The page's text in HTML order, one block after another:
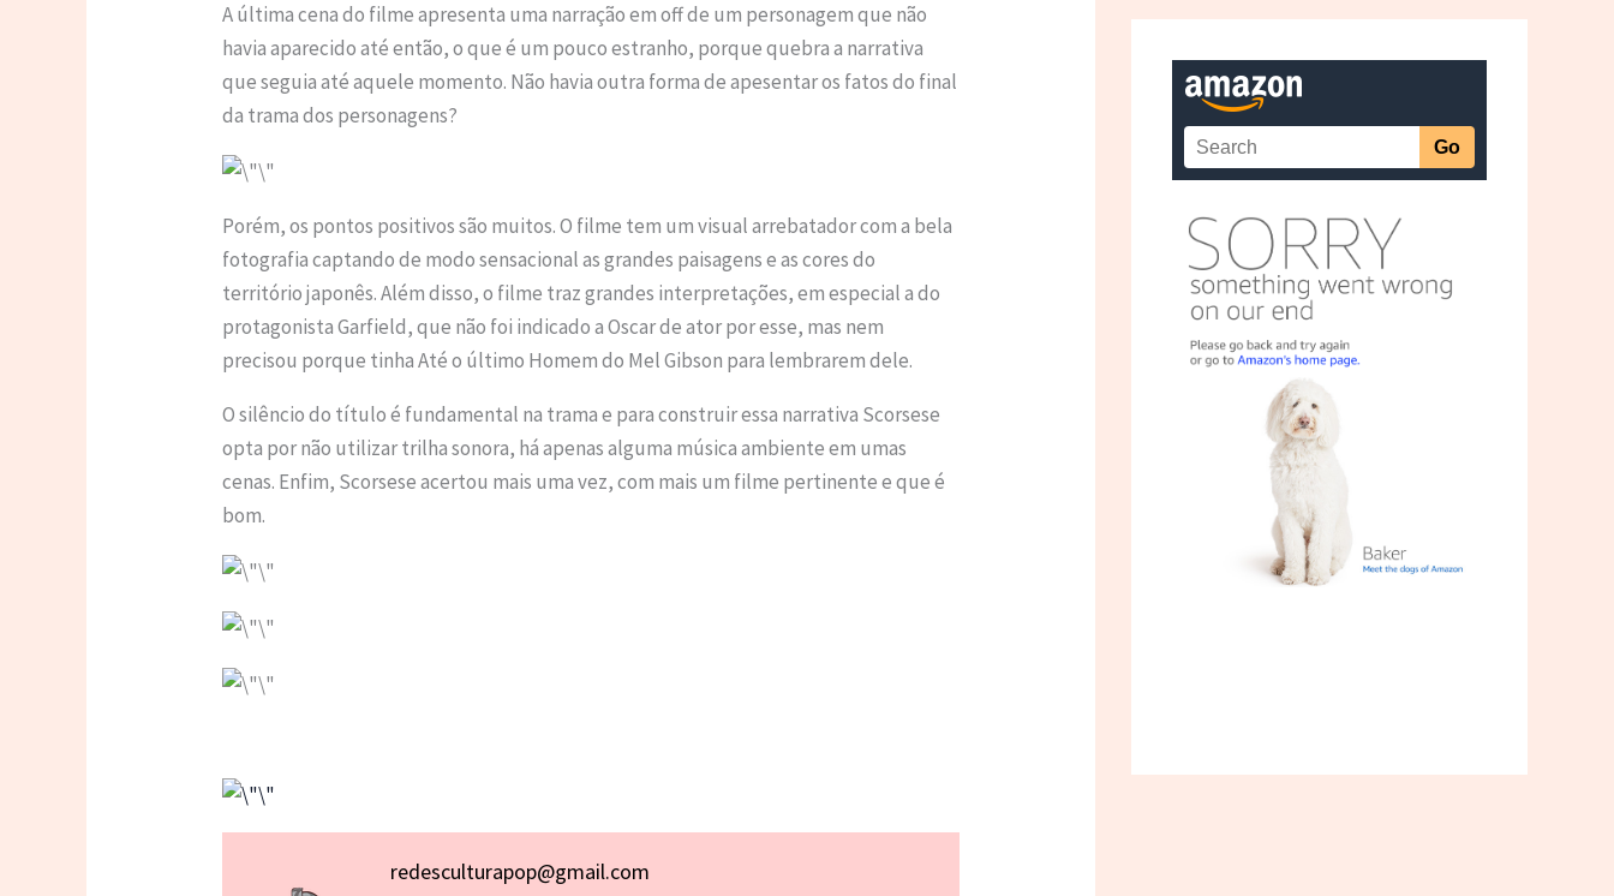
A última cena do filme apresenta uma narração em off de um personagem que não
havia aparecido até então, o que é um pouco estranho, porque quebra a narrativa
que seguia até aquele momento. Não havia outra forma de apesentar os fatos do final
da trama dos personagens?
Porém, os pontos positivos são muitos. O filme tem um visual arrebatador com a bela
fotografia captando de modo sensacional as grandes paisagens e as cores do
território japonês. Além disso, o filme traz grandes interpretações, em especial a do
protagonista Garfield, que não foi indicado a Oscar de ator por esse, mas nem
precisou porque tinha Até o último Homem do Mel Gibson para lembrarem dele.
O silêncio do título é fundamental na trama e para construir essa narrativa Scorsese
opta por não utilizar trilha sonora, há apenas alguma música ambiente em umas
cenas. Enfim, Scorsese acertou mais uma vez, com mais um filme pertinente e que é
bom.
redesculturapop@gmail.com